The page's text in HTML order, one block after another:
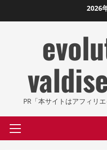
ン
2026
PR「本サイトはアフィリ
プ